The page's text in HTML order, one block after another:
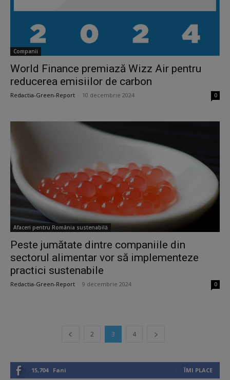
Companii
World Finance premiază Wizz Air pentru
reducerea emisiilor de carbon
Redactia-Green-Report 10 decembrie 2024 0
Afaceri pentru România sustenabilă
Peste jumătate dintre companiile din
sectorul alimentar vor să implementeze
practici sustenabile
Redactia-Green-Report 9 decembrie 2024 0
2 3 4
15,704 Fani ÎMI PLACE